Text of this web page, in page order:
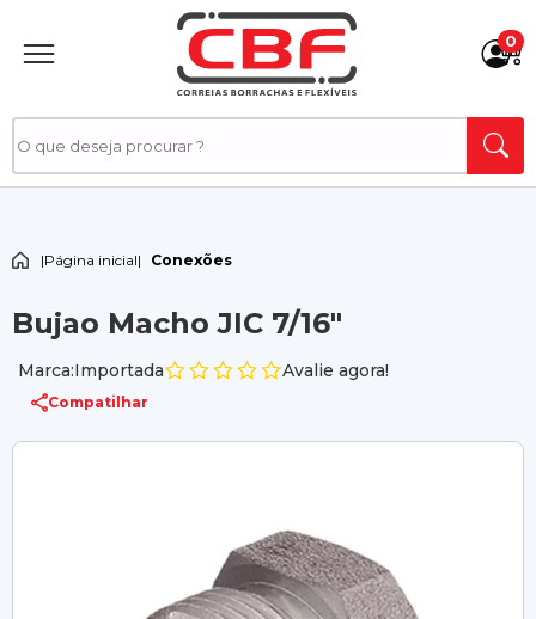
0
|Página inicial| Conexões
Bujao Macho JIC 7/16"
Marca:Importada Avalie agora!
Compatilhar